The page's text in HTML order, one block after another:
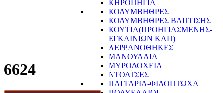
ΚΗΡΟΠΗΓΙΑ
ΚΟΛΥΜΒΗΘΡΕΣ
ΚΟΛΥΜΒΗΘΡΕΣ ΒΑΠΤΙΣΗΣ
ΚΟΥΤΙΑ(ΠΡΟΗΓΙΑΣΜΕΝΗΣ-
ΕΓΚΑΙΝΙΩΝ ΚΛΠ)
ΛΕΙΨΑΝΟΘΗΚΕΣ
ΜΑΝΟΥΑΛΙΑ
ΜΥΡΟΔΟΧΕΙΑ
ΝΤΟΛΤΣΕΣ
ΠΑΓΓΑΡΙΑ-ΦΙΛΟΠΤΩΧΑ
6624